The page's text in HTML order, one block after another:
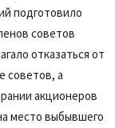
подготовило
советов
отказаться от
советов, а
акционеров
место выбывшего